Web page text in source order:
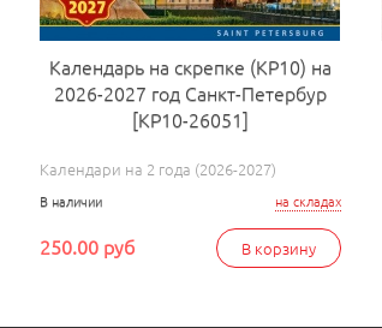
Календарь на скрепке (КР10) на
2026-2027 год Санкт-Петербур
[КР10-26051]
Календари на 2 года (2026-2027)
на складах
В наличии
В корзину
250.00 руб